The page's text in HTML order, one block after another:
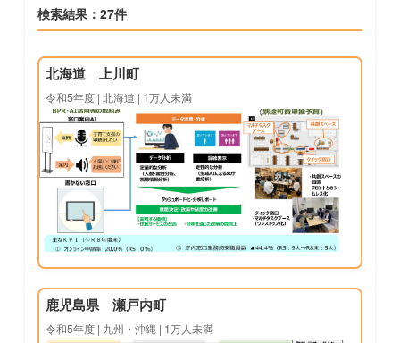
検索結果：27件
北海道 上川町
令和5年度 | 北海道 | 1万人未満
鹿児島県 瀬戸内町
令和5年度 | 九州・沖縄 | 1万人未満